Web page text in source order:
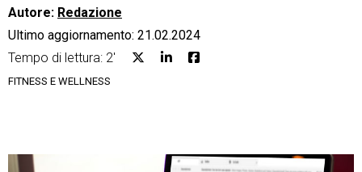
Email Marketing
Autore: Redazione
Ultimo aggiornamento: 21.02.2024
Tempo di lettura: 2'
FITNESS E WELLNESS